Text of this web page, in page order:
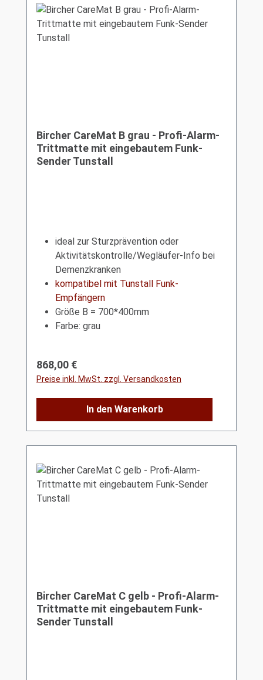
Bircher CareMat B grau - Profi-Alarm-
Trittmatte mit eingebautem Funk-
Sender Tunstall
ideal zur Sturzprävention oder
Aktivitätskontrolle/Wegläufer-Info bei
Demenzkranken
kompatibel mit Tunstall Funk-
Empfängern
Größe B = 700*400mm
Farbe: grau
Regulärer Preis:
868,00 €
Preise inkl. MwSt. zzgl. Versandkosten
In den Warenkorb
Bircher CareMat C gelb - Profi-Alarm-
Trittmatte mit eingebautem Funk-
Sender Tunstall